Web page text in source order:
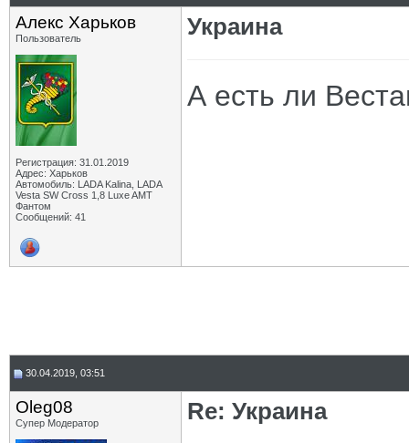
Алекс Харьков
Пользователь
Регистрация: 31.01.2019
Адрес: Харьков
Автомобиль: LADA Kalina, LADA
Vesta SW Cross 1,8 Luxe AMT
Фантом
Сообщений: 41
Украина
А есть ли
30.04.2019, 03:51
Oleg08
Супер Модератор Re: Украина